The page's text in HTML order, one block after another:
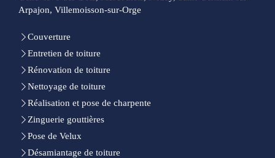
Arpajon, Villemoisson-sur-Orge
Couverture
Entretien de toiture
Rénovation de toiture
Nettoyage de toiture
Réalisation et pose de charpente
Zinguerie gouttières
Pose de Velux
Désamiantage de toiture